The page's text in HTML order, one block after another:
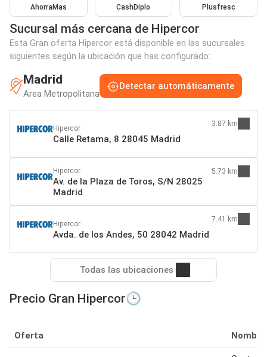
AhorraMas CashDiplo Plusfresc
Sucursal más cercana de Hipercor
Esta Gran oferta Hipercor está disponible en las sucursales
siguientes según la ubicación que has configurado:
Madrid
Area Metropolitana
Detectar automáticamente
Hipercor
Calle Retama, 8 28045 Madrid
3.87 km
Hipercor
Av. de la Plaza de Toros, S/N 28025
Madrid
5.73 km
Hipercor
Avda. de los Andes, 50 28042 Madrid
7.41 km
Todas las ubicaciones
Precio Gran Hipercor🕒
Oferta Nombre